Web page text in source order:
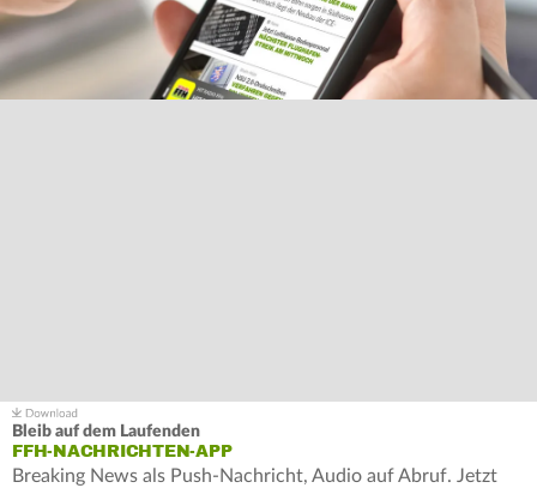
Bleib auf dem Laufenden
FFH-NACHRICHTEN-APP
Breaking News als Push-Nachricht, Audio auf Abruf. Jetzt